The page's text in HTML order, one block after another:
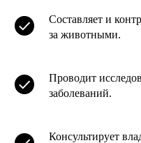
Составляет и
за животными.
Проводит
заболеваний.
Консультирует